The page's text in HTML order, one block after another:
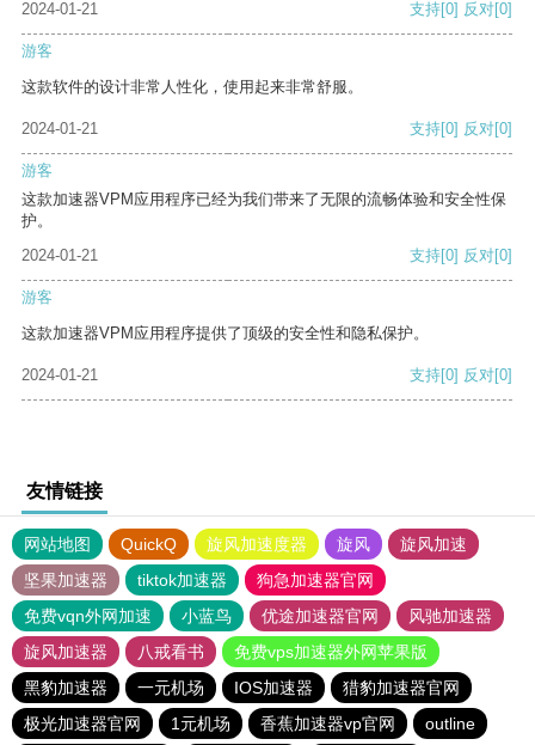
2024-01-21
支持[0] 反对[0]
游客
这款软件的设计非常人性化，使用起来非常舒服。
2024-01-21 支持[0] 反对[0]
游客
这款加速器VPM应用程序已经为我们带来了无限的流畅体验和安全性保
护。
2024-01-21
支持[0] 反对[0]
游客
这款加速器VPM应用程序提供了顶级的安全性和隐私保护。
2024-01-21 支持[0] 反对[0]
友情链接
网站地图 QuickQ 旋风加速度器 旋风
旋风加速
坚果加速器
tiktok加速器
狗急加速器官网
免费vqn外网加速
小蓝鸟 优途加速器官网
风驰加速器
旋风加速器
八戒看书
免费vps加速器外网苹果版
黑豹加速器
一元机场 IOS加速器
猎豹加速器官网
极光加速器官网
1元机场 香蕉加速器vp官网 outline